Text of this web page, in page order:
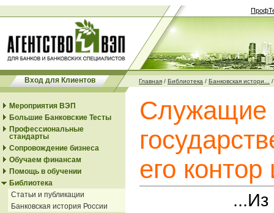
Вход для Клиентов Главная / Библиотека / Банковская истори...
Мероприятия ВЭП
Большие Банковские Тесты
Профессиональные
стандарты
Сопровождение бизнеса
Обучаем финансам
Помощь в обучении
Библиотека
Статьи и публикации
Банковская история России
Служащие
его
...Из